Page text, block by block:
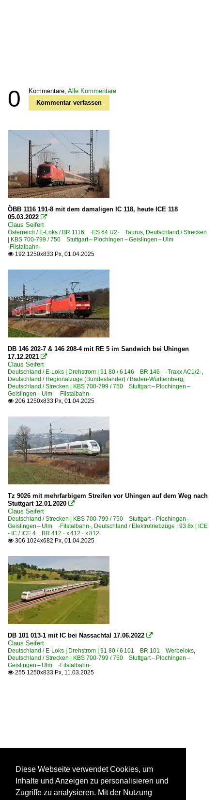
0 Kommentare, Alle Kommentare
Kommentar verfassen
ÖBB 1116 191-8 mit dem damaligen IC 118, heute ICE 118
05.03.2022 
Claus Seifert
Österreich / E-Loks / BR 1116 ·ES 64 U2· Taurus, Deutschland / Strecken
| KBS 700-799 / 750 Stuttgart – Plochingen – Geislingen – Ulm
·Filstalbahn·
 192 1250x833 Px, 01.04.2025
DB 146 202-7 & 146 208-4 mit RE 5 im Sandwich bei Uhingen
17.12.2021 
Claus Seifert
Deutschland / E-Loks | Drehstrom | 91 80 / 6 146 BR 146 ·Traxx AC1/2·,
Deutschland / Regionalzüge (Bundesländer) / Baden-Württemberg,
Deutschland / Strecken | KBS 700-799 / 750 Stuttgart – Plochingen –
Geislingen – Ulm ·Filstalbahn·
 206 1250x833 Px, 01.04.2025
Tz 9026 mit mehrfarbigem Streifen vor Uhingen auf dem Weg nach
Stuttgart 12.01.2020 
Claus Seifert
Deutschland / Strecken | KBS 700-799 / 750 Stuttgart – Plochingen –
Geislingen – Ulm ·Filstalbahn·, Deutschland / Elektrotriebzüge | 93 8x | ICE
- IC / ICE 4 BR 412 · x 412 · x 812
 306 1024x682 Px, 01.04.2025
DB 101 013-1 mit IC bei Nassachtal 17.06.2022 
Claus Seifert
Deutschland / E-Loks | Drehstrom | 91 80 / 6 101 BR 101 Werbeloks,
Deutschland / Strecken | KBS 700-799 / 750 Stuttgart – Plochingen –
Geislingen – Ulm ·Filstalbahn·
 255 1250x833 Px, 11.03.2025
Diese Webseite verwendet Cookies, um
Inhalte und Anzeigen zu personalisieren und
Zugriffe zu analysieren. Mit der Nutzung